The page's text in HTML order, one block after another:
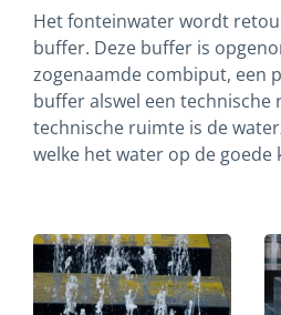
Het fonteinwater wordt
buffer. Deze buffer is
zogenaamde combiput, een
buffer alswel een technische
technische ruimte is de
welke het water op de goede